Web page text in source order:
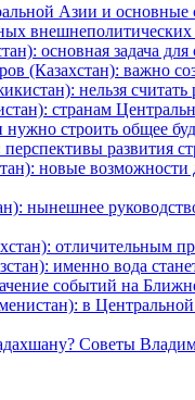
Азии и основные
основная задача для
(Казахстан): важно
нельзя
странам
строить общее
развития
новые
нынешнее
отличительным
именно вода
событий на
в
Советы